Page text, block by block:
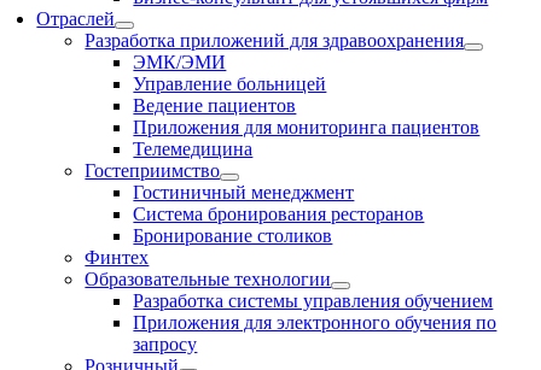
Отраслей
Разработка приложений для здравоохранения
ЭМК/ЭМИ
Управление больницей
Ведение пациентов
Приложения для мониторинга пациентов
Телемедицина
Гостеприимство
Гостиничный менеджмент
Система бронирования ресторанов
Бронирование столиков
Финтех
Образовательные технологии
Разработка системы управления обучением
Приложения для электронного обучения по
запросу
Розничный